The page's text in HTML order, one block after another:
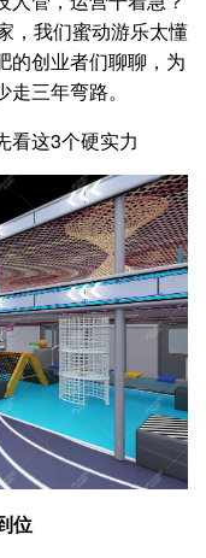
，我们蜜动游乐太懂
的创业者们聊聊，为
三年弯路。
看这3个硬实力
位